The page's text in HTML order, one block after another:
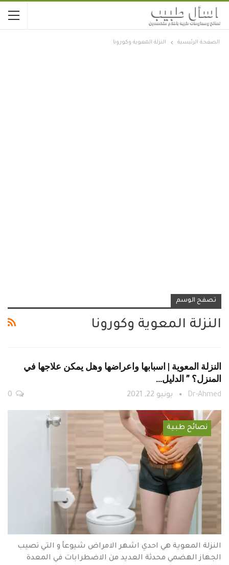
الصفحة الرئيسية النزلة المعوية وكورونا
تصفح الوسم
النزلة المعوية وكورونا
النزلة المعوية | اسبابها واعراضها وهل يمكن علاجها في
المنزل؟ ” الدليل…
Dr-Ahmed يونيو 22, 2021
نصائح طبية
النزلة المعوية هي احدي اشهر الامراض شيوعأ و التي تصيب
الجهاز الهضمي محدثة العديد من الاضطرابات في المعدة